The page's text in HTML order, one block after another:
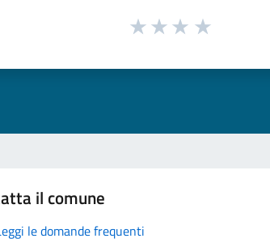
il comune
le domande frequenti